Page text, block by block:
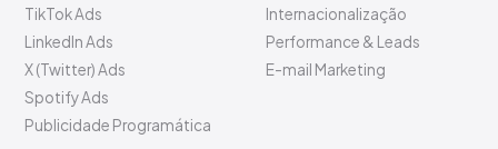
TikTok Ads
LinkedIn Ads
X (Twitter) Ads
Spotify Ads
Publicidade Programática
Internacionalização
Performance & Leads
E-mail Marketing